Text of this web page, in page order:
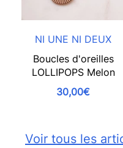
NI UNE NI DEUX
Boucles d'oreilles
LOLLIPOPS Melon
30,00€
Voir tous les